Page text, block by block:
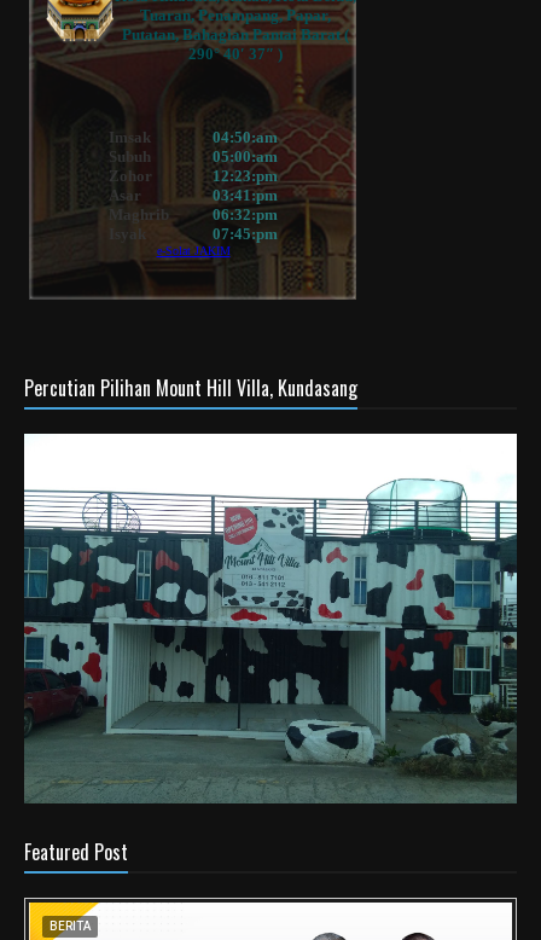
Percutian Pilihan Mount Hill Villa, Kundasang
Featured Post
BERITA